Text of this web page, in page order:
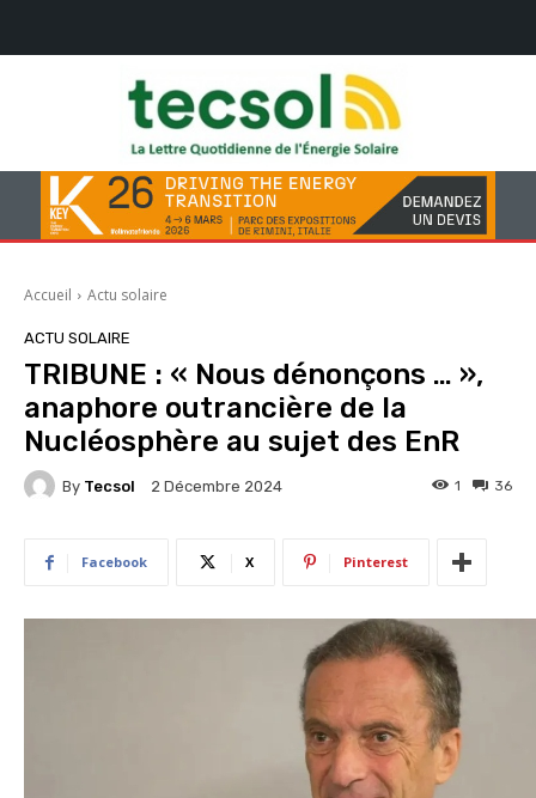
Accueil Actu solaire
ACTU SOLAIRE
TRIBUNE : « Nous dénonçons … »,
anaphore outrancière de la
Nucléosphère au sujet des EnR
By Tecsol 2 Décembre 2024 36
1
Facebook X Pinterest